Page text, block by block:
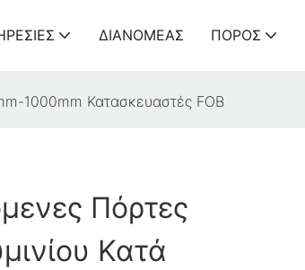
ΔΙΑΝΟΜΈΑΣ ΠΌΡΟΣ
1000mm Κατασκευαστές FOB
Πόρτες
Κατά